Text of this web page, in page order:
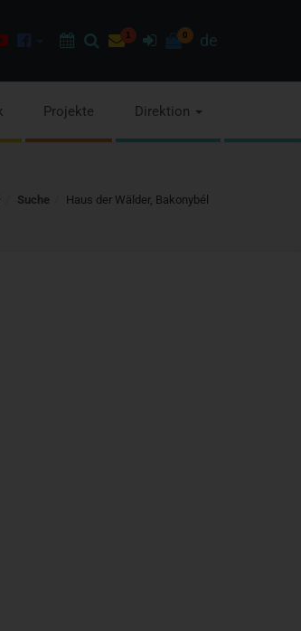
YoutubeFacebookProgramok
Suchen
Newsletter
1 Anmelden
0 de
Projekte Direktion
HomeSuche Haus der Wälder, Bakonybél